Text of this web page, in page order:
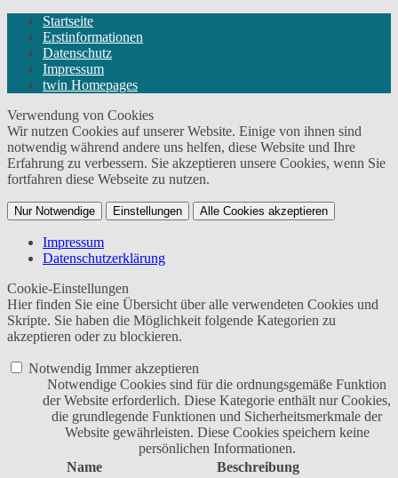
Startseite
Erstinformationen
Datenschutz
Impressum
twin Homepages
Verwendung von Cookies
Wir nutzen Cookies auf unserer Website. Einige von ihnen sind
notwendig während andere uns helfen, diese Website und Ihre
Erfahrung zu verbessern. Sie akzeptieren unsere Cookies, wenn Sie
fortfahren diese Webseite zu nutzen.
Nur Notwendige Einstellungen Alle Cookies akzeptieren
Impressum
Datenschutzerklärung
Cookie-Einstellungen
Hier finden Sie eine Übersicht über alle verwendeten Cookies und
Skripte. Sie haben die Möglichkeit folgende Kategorien zu
akzeptieren oder zu blockieren.
Notwendig Immer akzeptieren
Notwendige Cookies sind für die ordnungsgemäße Funktion
der Website erforderlich. Diese Kategorie enthält nur Cookies,
die grundlegende Funktionen und Sicherheitsmerkmale der
Website gewährleisten. Diese Cookies speichern keine
persönlichen Informationen.
Name
Beschreibung